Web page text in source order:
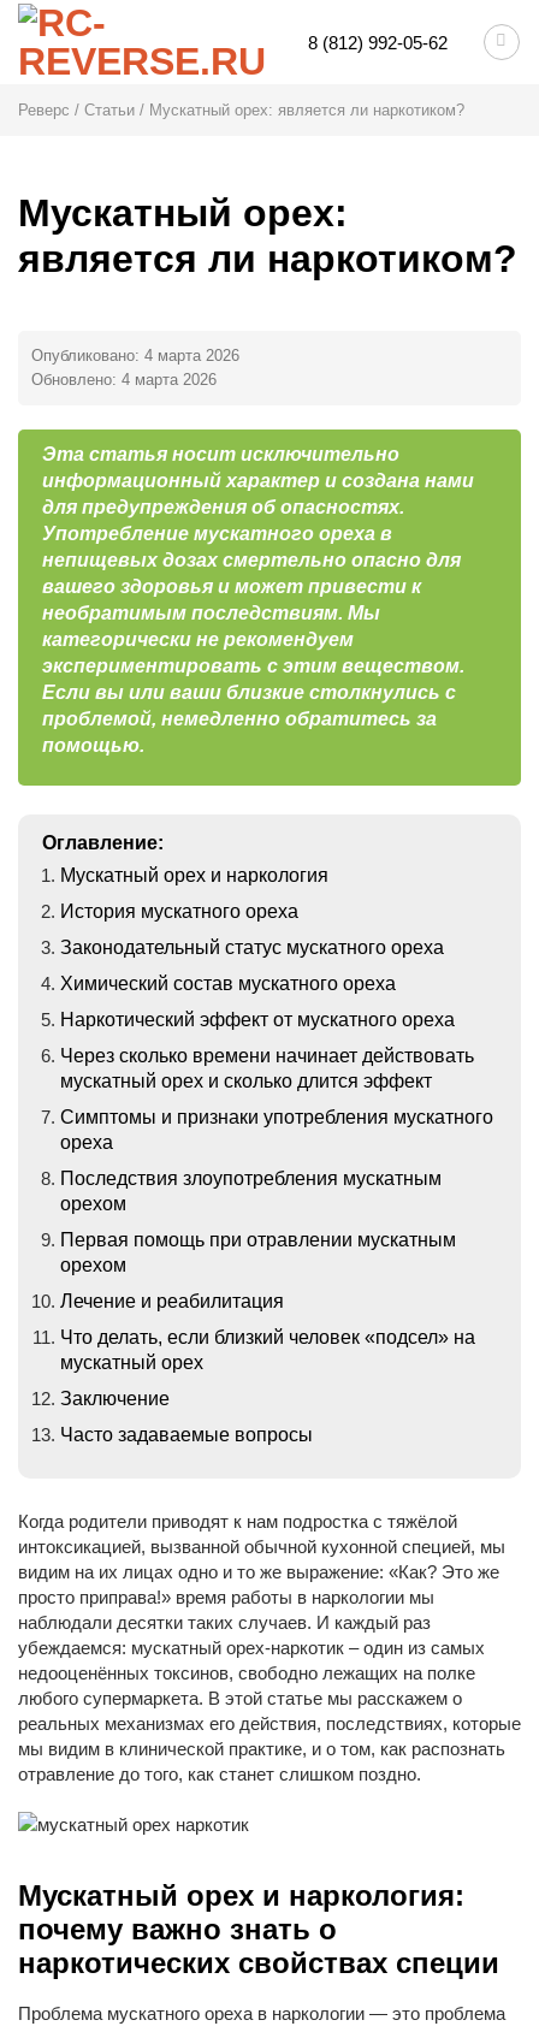
Skip
content
8 (812) 992-05-62
Реверс / Статьи / Мускатный орех: является ли наркотиком?
Мускатный орех:
является ли наркотиком?
Опубликовано: 4 марта 2026
Обновлено: 4 марта 2026
Эта статья носит исключительно
информационный характер и создана нами
для предупреждения об опасностях.
Употребление мускатного ореха в
непищевых дозах смертельно опасно для
вашего здоровья и может привести к
необратимым последствиям. Мы
категорически не рекомендуем
экспериментировать с этим веществом.
Если вы или ваши близкие столкнулись с
проблемой, немедленно обратитесь за
помощью.
Оглавление:
Мускатный орех и наркология
История мускатного ореха
Законодательный статус мускатного ореха
Химический состав мускатного ореха
Наркотический эффект от мускатного ореха
Через сколько времени начинает действовать
мускатный орех и сколько длится эффект
Cимптомы и признаки употребления мускатного
ореха
Последствия злоупотребления мускатным
орехом
Первая помощь при отравлении мускатным
орехом
Лечение и реабилитация
Что делать, если близкий человек «подсел» на
мускатный орех
Заключение
Часто задаваемые вопросы
Когда родители приводят к нам подростка с тяжёлой
интоксикацией, вызванной обычной кухонной специей, мы
видим на их лицах одно и то же выражение: «Как? Это же
просто приправа!» время работы в наркологии мы
наблюдали десятки таких случаев. И каждый раз
убеждаемся: мускатный орех-наркотик – один из самых
недооценённых токсинов, свободно лежащих на полке
любого супермаркета. В этой статье мы расскажем о
реальных механизмах его действия, последствиях, которые
мы видим в клинической практике, и о том, как распознать
отравление до того, как станет слишком поздно.
Мускатный орех и наркология:
почему важно знать о
наркотических свойствах специи
Проблема мускатного ореха в наркологии — это проблема